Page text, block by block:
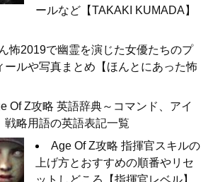
ールなど【TAKAKI KUMADA】
怖2019で幽霊を演じた女優たちのプ
ールや写真まとめ【ほんとにあった怖
Of Z攻略 英語辞典～コマンド、アイ
戦略用語の英語表記一覧
Age Of Z攻略 指揮官スキルの
上げ方とおすすめの順番やリセ
ットしどころ【指揮官レベル】